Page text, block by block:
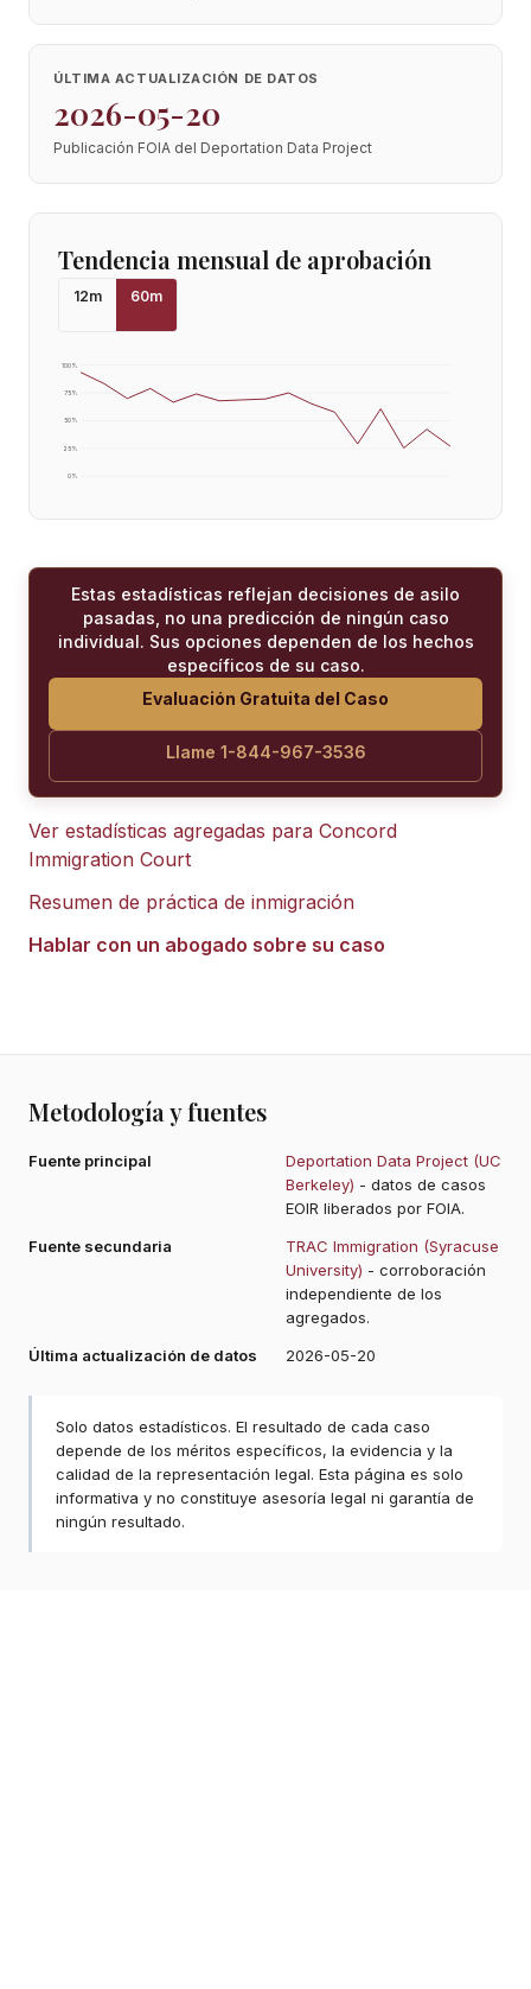
ÚLTIMA ACTUALIZACIÓN DE DATOS
2026-05-20
Publicación FOIA del Deportation Data Project
Tendencia mensual de aprobación
12m 60m
0%
25%
50%
75%
100%
Estas estadísticas reflejan decisiones de asilo
pasadas, no una predicción de ningún caso
individual. Sus opciones dependen de los hechos
específicos de su caso.
Evaluación Gratuita del Caso
Llame 1-844-967-3536
Ver estadísticas agregadas para Concord
Immigration Court
Resumen de práctica de inmigración
Hablar con un abogado sobre su caso
Metodología y fuentes
Fuente principal
Deportation Data Project (UC
Berkeley) - datos de casos
EOIR liberados por FOIA.
Fuente secundaria
TRAC Immigration (Syracuse
University) - corroboración
independiente de los
agregados.
Última actualización de datos
2026-05-20
Solo datos estadísticos. El resultado de cada caso
depende de los méritos específicos, la evidencia y la
calidad de la representación legal. Esta página es solo
informativa y no constituye asesoría legal ni garantía de
ningún resultado.